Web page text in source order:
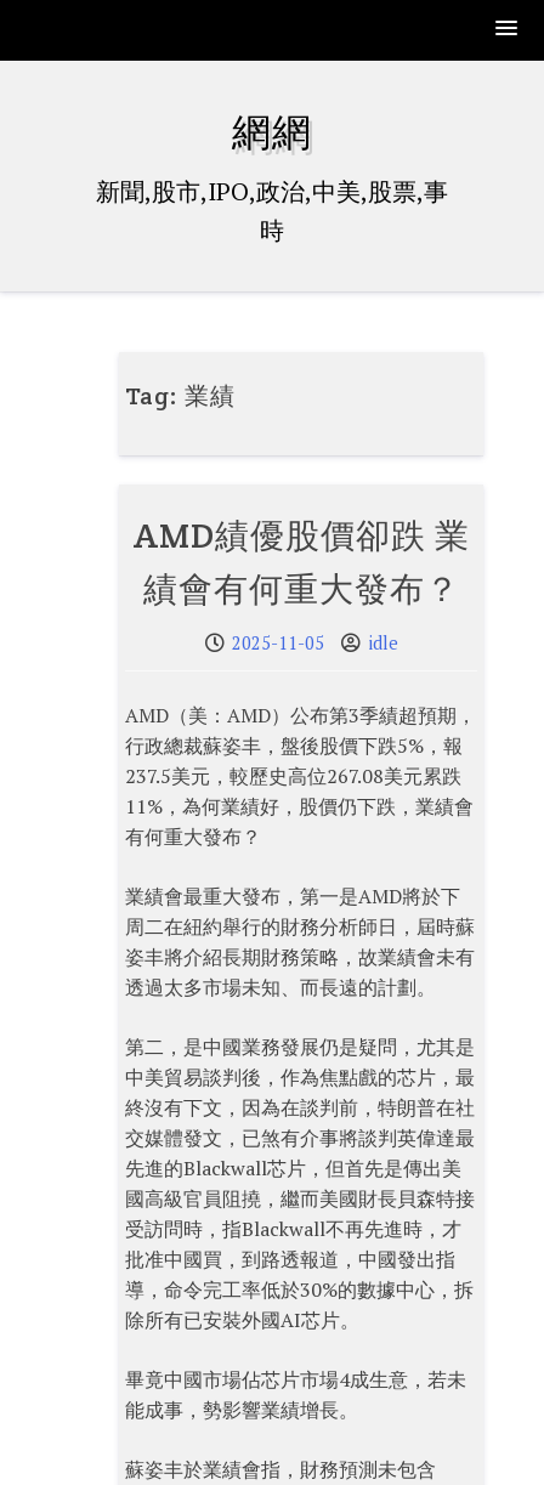
網網
新聞,股市,IPO,政治,中美,股票,事
時
Tag:業績
AMD績優股價卻跌 業
績會有何重大發布？
2025-11-05 idle
AMD（美：AMD）公布第3季績超預期，
行政總裁蘇姿丰，盤後股價下跌5%，報
237.5美元，較歷史高位267.08美元累跌
11%，為何業績好，股價仍下跌，業績會
有何重大發布？
業績會最重大發布，第一是AMD將於下
周二在紐約舉行的財務分析師日，屆時蘇
姿丰將介紹長期財務策略，故業績會未有
透過太多市場未知、而長遠的計劃。
第二，是中國業務發展仍是疑問，尤其是
中美貿易談判後，作為焦點戲的芯片，最
終沒有下文，因為在談判前，特朗普在社
交媒體發文，已煞有介事將談判英偉達最
先進的Blackwall芯片，但首先是傳出美
國高級官員阻撓，繼而美國財長貝森特接
受訪問時，指Blackwall不再先進時，才
批准中國買，到路透報道，中國發出指
導，命令完工率低於30%的數據中心，拆
除所有已安裝外國AI芯片。
畢竟中國市場佔芯片市場4成生意，若未
能成事，勢影響業績增長。
蘇姿丰於業績會指，財務預測未包含